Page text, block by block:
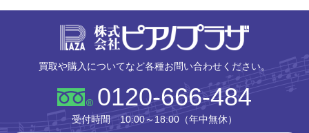
買取や購入についてなど各種お問い合わせください。
0120-666-484
受付時間 10:00～18:00（年中無休）